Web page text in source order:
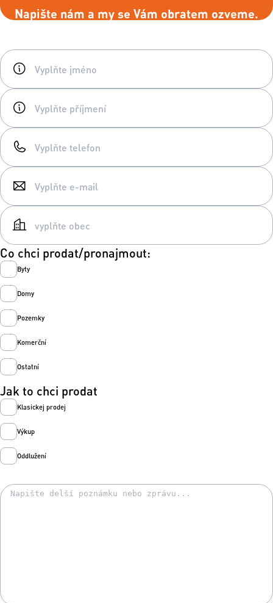
Napište nám a my se Vám obratem ozveme.
Co chci prodat/pronajmout:
Byty
Domy
Pozemky
Komerční
Ostatní
Jak to chci prodat
Klasickej prodej
Výkup
Oddlužení